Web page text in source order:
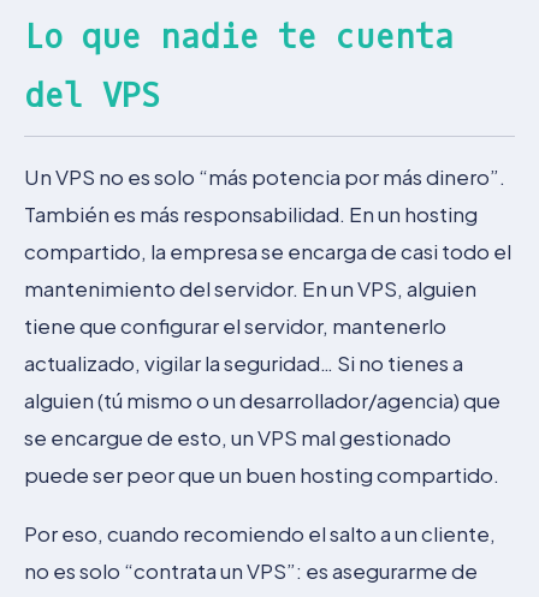
Lo que nadie te cuenta
del VPS
Un VPS no es solo “más potencia por más dinero”.
También es más responsabilidad. En un hosting
compartido, la empresa se encarga de casi todo el
mantenimiento del servidor. En un VPS, alguien
tiene que configurar el servidor, mantenerlo
actualizado, vigilar la seguridad… Si no tienes a
alguien (tú mismo o un desarrollador/agencia) que
se encargue de esto, un VPS mal gestionado
puede ser peor que un buen hosting compartido.
Por eso, cuando recomiendo el salto a un cliente,
no es solo “contrata un VPS”: es asegurarme de